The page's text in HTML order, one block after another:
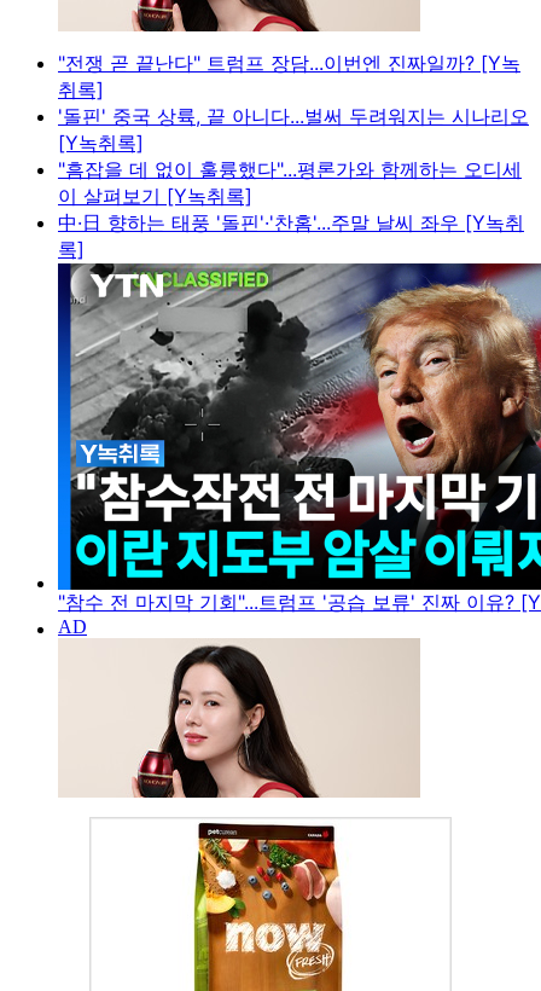
"전쟁 곧 끝난다" 트럼프 장담...이번엔 진짜일까? [Y녹
취록]
'돌핀' 중국 상륙, 끝 아니다...벌써 두려워지는 시나리오
[Y녹취록]
"흠잡을 데 없이 훌륭했다"...평론가와 함께하는 오디세
이 살펴보기 [Y녹취록]
中·日 향하는 태풍 '돌핀'·'찬홈'...주말 날씨 좌우 [Y녹취
록]
"참수 전 마지막 기회"...트럼프 '공습 보류' 진짜 이유?